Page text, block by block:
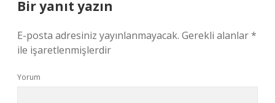
Bir yanıt yazın
E-posta adresiniz yayınlanmayacak. Gerekli alanlar*
ile işaretlenmişlerdir
Yorum